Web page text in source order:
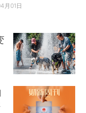
月01日